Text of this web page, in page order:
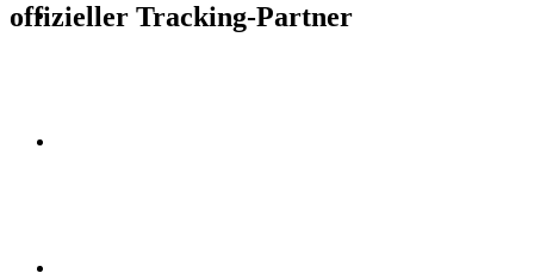
offizieller Tracking-Partner